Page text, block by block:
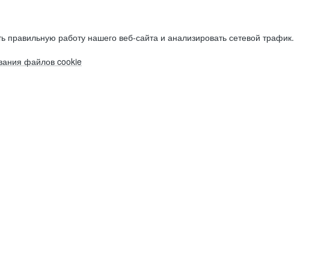
работу нашего веб-сайта и анализировать сетевой трафик.
файлов cookie